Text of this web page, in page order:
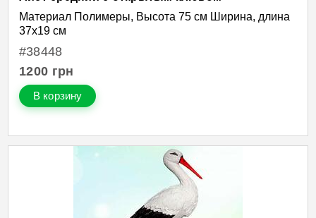
Материал Полимеры, Высота 75 см Ширина, длина
37х19 см
#38448
1200 грн
В корзину